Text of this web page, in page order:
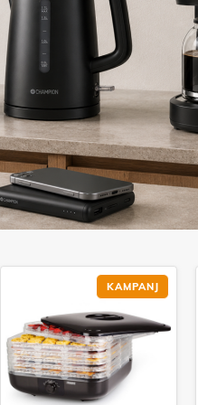
KAMPANJ